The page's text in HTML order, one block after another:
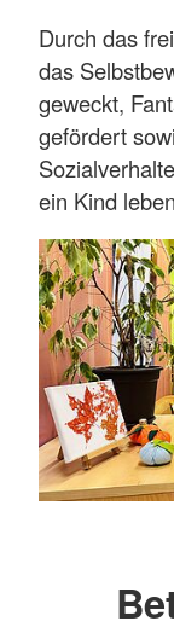
Durch das
das
geweckt,
gefördert
ein Kind